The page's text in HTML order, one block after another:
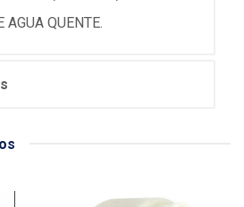
AGUA QUENTE.